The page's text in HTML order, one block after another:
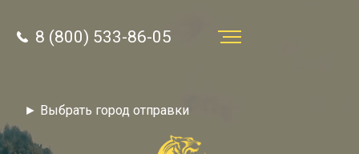
► Выбрать город отправки
8 (800) 533-86-05